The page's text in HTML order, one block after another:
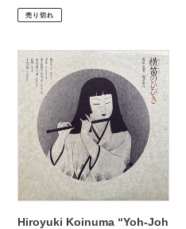
通
常
格
¥2,200
売り切れ
Hiroyuki
Koinuma
“ Yoh-
Joh
No
Hibiki”
Hiroyuki Koinuma “ Yoh-Joh